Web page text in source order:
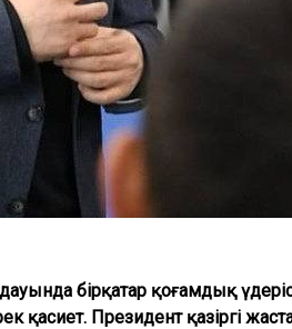
бірқатар қоғамдық
қасиет. Президент қазіргі